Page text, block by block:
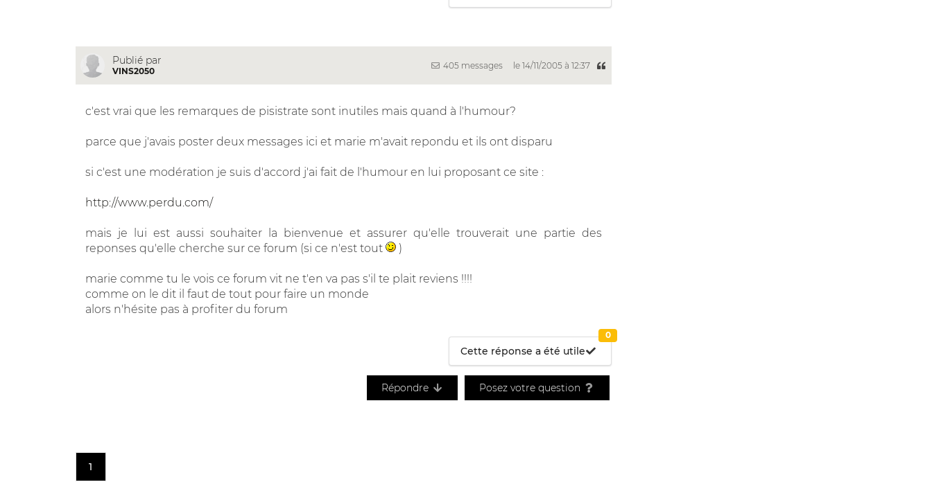
Publié par
VINS2050
405 messages le 14/11/2005 à 12:37
c'est vrai que les remarques de pisistrate sont inutiles mais quand à l'humour?
parce que j'avais poster deux messages ici et marie m'avait repondu et ils ont disparu
si c'est une modération je suis d'accord j'ai fait de l'humour en lui proposant ce site :
http://www.perdu.com/
mais je lui est aussi souhaiter la bienvenue et assurer qu'elle trouverait une partie des
reponses qu'elle cherche sur ce forum (si ce n'est tout
)
marie comme tu le vois ce forum vit ne t'en va pas s'il te plait reviens !!!!
comme on le dit il faut de tout pour faire un monde
alors n'hésite pas à profiter du forum
Cette réponse a été utile
0
Répondre Posez votre question
1